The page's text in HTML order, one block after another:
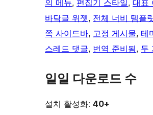
의 메뉴, 편집기 스타일, 대표
바닥글 위젯, 전체 너비 템플
쪽 사이드바, 고정 게시물, 테
스레드 댓글, 번역 준비됨, 두
일일 다운로드 수
설치 활성화: 40+